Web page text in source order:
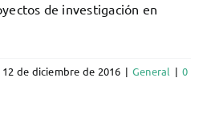
de investigación en
12 de diciembre de 2016 | General | 0